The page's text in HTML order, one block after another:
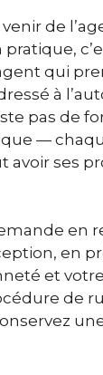
de
pratique,
qui
à
pas de
—
avoir ses
en
en
et
de